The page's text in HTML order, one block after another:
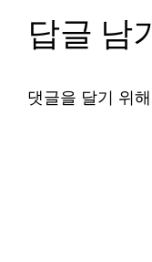
답글 남
댓글을 달기 위